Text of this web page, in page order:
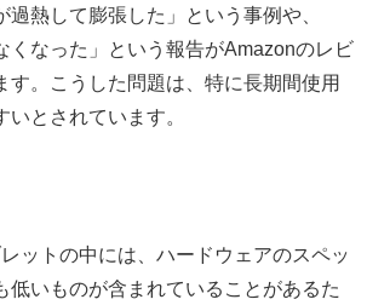
過熱して膨張した」という事例や、
くなった」という報告がAmazonのレビ
す。こうした問題は、特に長期間使用
とされています。
ットの中には、ハードウェアのスペッ
低いものが含まれていることがあるた